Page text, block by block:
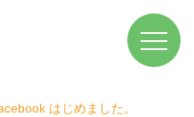
はじめました。